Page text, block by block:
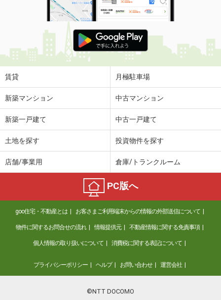
賃貸 月極駐車場
新築マンション 中古マンション
新築一戸建て 中古一戸建て
土地を探す 投資物件を探す
店舗/事業用 倉庫/トランクルーム
PC版へ
goo住宅・不動産とは お客さまご利用端末からの情報の外部送信について
物件に関するお問合せの流れ 情報提供元 不動産情報に関する免責事項
個人情報の取り扱いについて 消費税に関する表記について
プライバシーポリシー ヘルプ お問い合わせ 運営会社
©NTT DOCOMO